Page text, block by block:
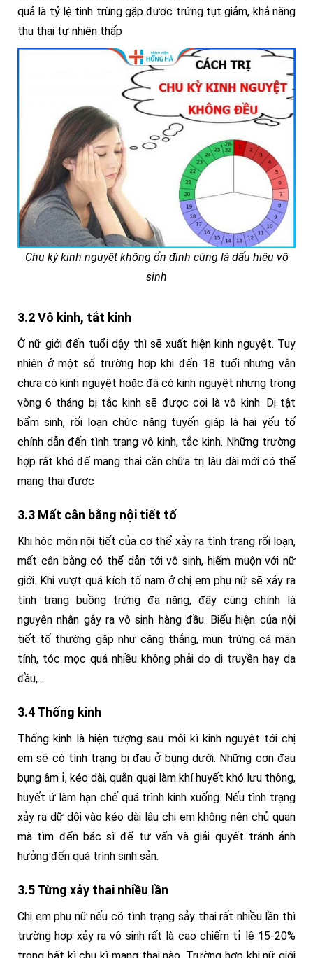
quả là tỷ lệ tinh trùng gặp được trứng tụt giảm, khả năng
thụ thai tự nhiên thấp
Chu kỳ kinh nguyệt không ổn định cũng là dấu hiệu vô
sinh
3.2 Vô kinh, tắt kinh
Ở nữ giới đến tuổi dậy thì sẽ xuất hiện kinh nguyệt. Tuy
nhiên ở một số trường hợp khi đến 18 tuổi nhưng vẫn
chưa có kinh nguyệt hoặc đã có kinh nguyệt nhưng trong
vòng 6 tháng bị tắc kinh sẽ được coi là vô kinh. Dị tật
bẩm sinh, rối loạn chức năng tuyến giáp là hai yếu tố
chính dẫn đến tình trang vô kinh, tắc kinh. Những trường
hợp rất khó để mang thai cần chữa trị lâu dài mới có thể
mang thai được
3.3 Mất cân bằng nội tiết tố
Khi hóc môn nội tiết của cơ thể xảy ra tình trạng rối loạn,
mất cân bằng có thể dẫn tới vô sinh, hiếm muộn với nữ
giới. Khi vượt quá kích tố nam ở chị em phụ nữ sẽ xảy ra
tình trạng buồng trứng đa năng, đây cũng chính là
nguyên nhân gây ra vô sinh hàng đầu. Biểu hiện của nội
tiết tố thường gặp như căng thẳng, mụn trứng cá mãn
tính, tóc mọc quá nhiều không phải do di truyền hay da
đầu,…
3.4 Thống kinh
Thống kinh là hiện tượng sau mỗi kì kinh nguyệt tới chị
em sẽ có tình trạng bị đau ở bụng dưới. Những cơn đau
bụng âm ỉ, kéo dài, quằn quại làm khí huyết khó lưu thông,
huyết ứ làm hạn chế quá trình kinh xuống. Nếu tình trạng
xảy ra dữ dội vào kéo dài lâu chị em không nên chủ quan
mà tìm đến bác sĩ để tư vấn và giải quyết tránh ảnh
hưởng đến quá trình sinh sản.
3.5 Từng xảy thai nhiều lần
Chị em phụ nữ nếu có tình trạng sảy thai rất nhiều lần thì
trường hợp xảy ra vô sinh rất là cao chiếm tỉ lệ 15-20%